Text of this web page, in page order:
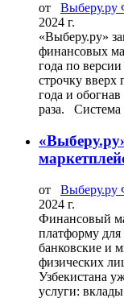
от Выберу.ру
2024 г.
«Выберу.ру»
финансовых
года по
строчку вверх
года и
раза. Система
от Выберу.ру
2024 г.
Финансовый
платформу для
банковские и
физических
Узбекистана
услуги: